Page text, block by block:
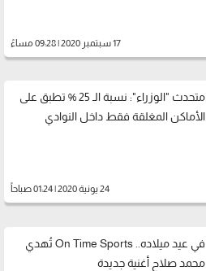
17 سبتمبر 2020 | 09:28 مساءً
متحدث "الوزراء": نسبة الـ 25 % تطبق على
الأماكن المغلقة فقط داخل النوادي
24 يونية 2020 | 01:24 صباحاً
في عيد ميلاده.. On Time Sports تُهدي
محمد صلاح أغنية جديدة